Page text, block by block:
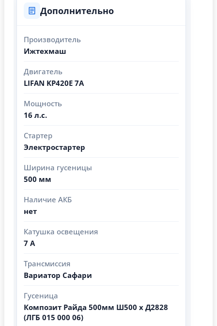
Дополнительно
Производитель
Ижтехмаш
Двигатель
LIFAN KP420E 7A
Мощность
16 л.с.
Стартер
Электростартер
Ширина гусеницы
500 мм
Наличие АКБ
нет
Катушка освещения
7 А
Трансмиссия
Вариатор Сафари
Гусеница
Композит Райда 500мм Ш500 х Д2828
(ЛГБ 015 000 06)